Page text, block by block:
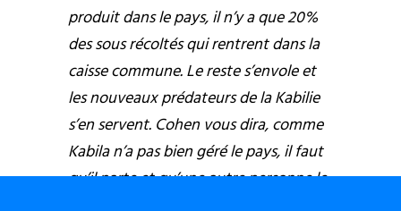
produit dans le pays, il n’y a que 20%
des sous récoltés qui rentrent dans la
caisse commune. Le reste s’envole et
les nouveaux prédateurs de la Kabilie
s’en servent. Cohen vous dira, comme
Kabila n’a pas bien géré le pays, il faut
qu’il parte et qu’une autre personne le